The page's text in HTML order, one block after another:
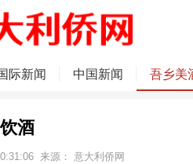
际新闻 中国新闻 吾乡美
饮酒
来源： 意大利侨网